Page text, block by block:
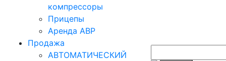
компрессоры
Прицепы
Аренда АВР
Продажа
АВТОМАТИЧЕСКИЙ